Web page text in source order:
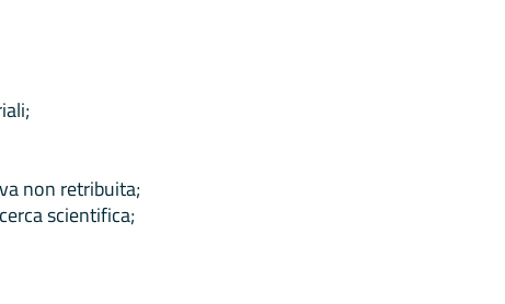
non retribuita;
scientifica;